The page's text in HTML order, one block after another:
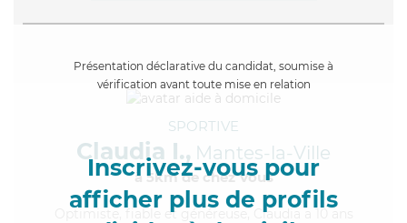
Présentation déclarative du candidat, soumise à
vérification avant toute mise en relation
Inscrivez-vous pour
afficher plus de profils
SPORTIVE
Claudia I., Mantes-la-Ville
à 5km de chez Vous
, fiable et généreuse, Claudia a 10 ans